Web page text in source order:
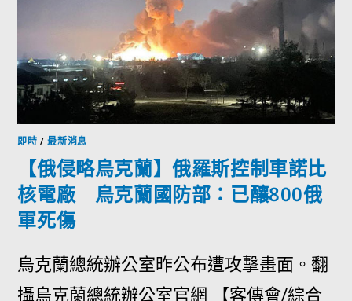
即時 /最新消息
【俄侵略烏克蘭】俄羅斯控制車諾比
核電廠 烏克蘭國防部：已釀800俄
軍死傷
烏克蘭總統辦公室昨公布遭攻擊畫面。翻
攝烏克蘭總統辦公室官網 【客傳會/綜合